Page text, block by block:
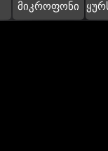
მიკროფონი